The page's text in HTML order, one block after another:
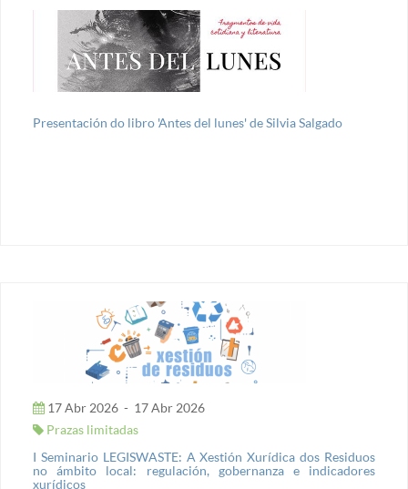
Presentación do libro 'Antes del lunes' de Silvia Salgado
17 Abr 2026 - 17 Abr 2026
Prazas limitadas
I Seminario LEGISWASTE: A Xestión Xurídica dos Residuos
no ámbito local: regulación, gobernanza e indicadores
xurídicos